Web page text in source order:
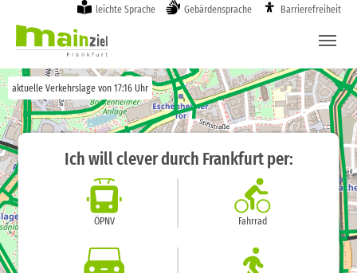
Skip to main content
Skip to page footer leichte Sprache Gebärdensprache Barrierefreiheit
Ich will clever durch Frankfurt per:
ÖPNV Fahrrad
aktuelle Verkehrslage von 17:16 Uhr